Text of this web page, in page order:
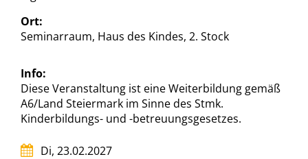
Ort:
Seminarraum, Haus des Kindes, 2. Stock
Info:
Diese Veranstaltung ist eine Weiterbildung gemäß
A6/Land Steiermark im Sinne des Stmk.
Kinderbildungs- und -betreuungsgesetzes.
Di, 23.02.2027